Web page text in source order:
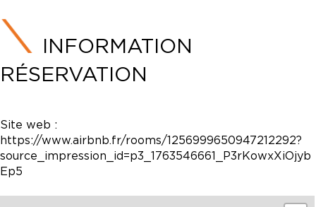
INFORMATION
RÉSERVATION
Site web :
https://www.airbnb.fr/rooms/1256999650947212292?
source_impression_id=p3_1763546661_P3rKowxXiOjyb
Ep5